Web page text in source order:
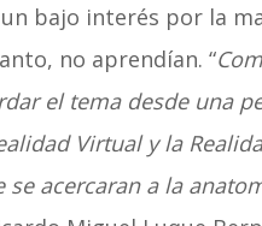
bajo interés por la
no aprendían. “
el tema desde una
Virtual y la
acercaran a la